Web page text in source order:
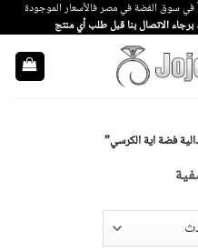
في سوق الفضة في مصر فالأسعار الموجودة
برجاء الاتصال بنا قبل طلب أي منتج
فضة اية الكرسي”